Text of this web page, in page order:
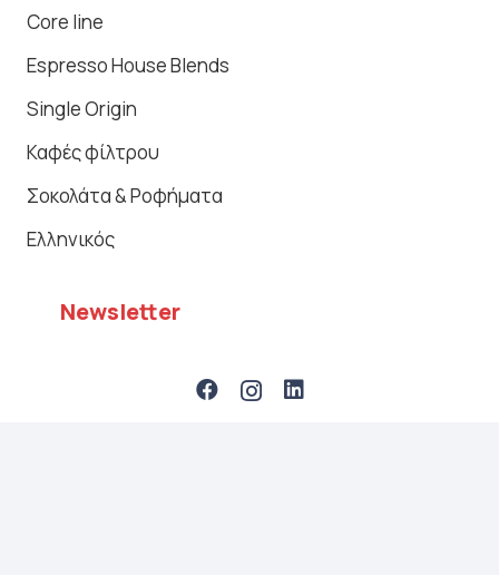
Core line
Espresso House Blends
Single Origin
Καφές φίλτρου
Σοκολάτα & Ροφήματα
Ελληνικός
Newsletter